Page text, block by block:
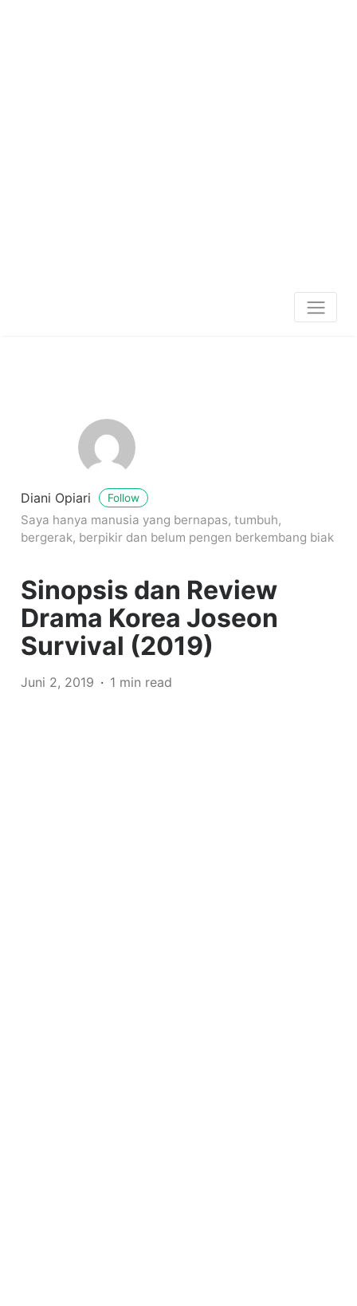
Diani Opiari Follow
Saya hanya manusia yang bernapas, tumbuh,
bergerak, berpikir dan belum pengen berkembang biak
Sinopsis dan Review
Drama Korea Joseon
Survival (2019)
Juni 2, 2019 1 min read